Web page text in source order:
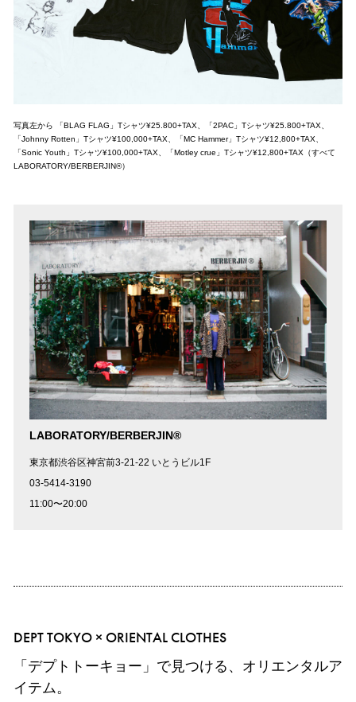
写真左から 「BLAG FLAG」Tシャツ¥25.800+TAX、「2PAC」Tシャツ¥25.800+TAX、
「Johnny Rotten」Tシャツ¥100,000+TAX、「MC Hammer」Tシャツ¥12,800+TAX、
「Sonic Youth」Tシャツ¥100,000+TAX、「Motley crue」Tシャツ¥12,800+TAX（すべて
LABORATORY/BERBERJIN®）
LABORATORY/BERBERJIN®
東京都渋谷区神宮前3-21-22 いとうビル1F
03-5414-3190
11:00〜20:00
DEPT TOKYO × ORIENTAL CLOTHES
「デプトトーキョー」で見つける、オリエンタルア
イテム。